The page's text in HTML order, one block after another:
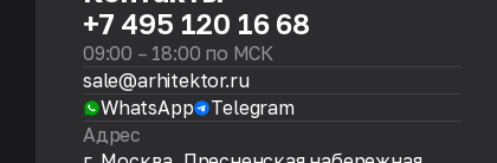
+7 495 120 16 68
09:00 – 18:00 по МСК
sale@arhitektor.ru
WhatsApp
Telegram
Адрес